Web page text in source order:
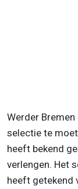
Werder
selectie te
heeft bekend
verlengen. Het
heeft getekend